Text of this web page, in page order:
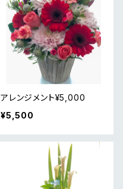
アレンジメント¥5,000
¥5,500